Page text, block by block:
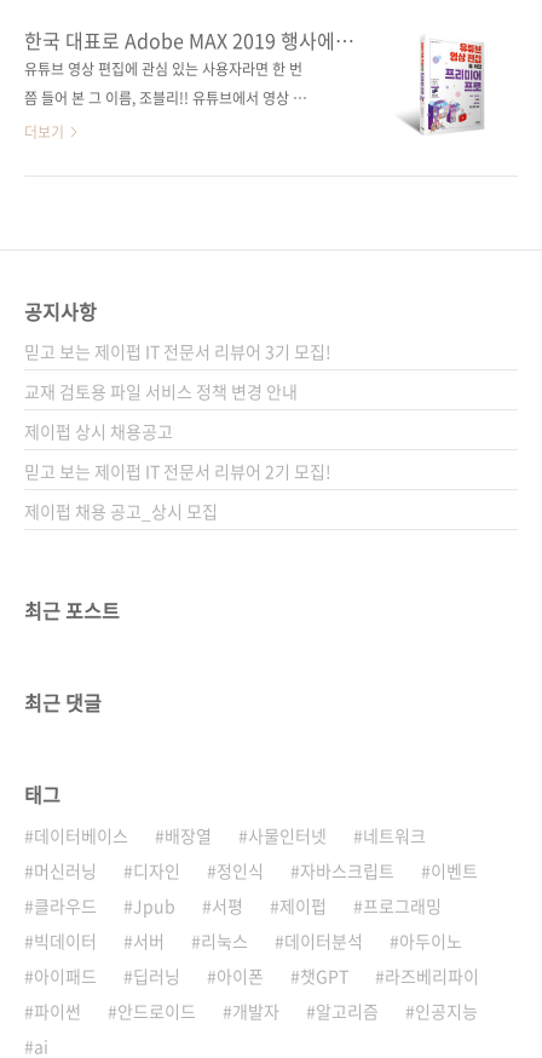
즈 (없음) 출판일 2021년 7월 20일 페이지 296
쪽 판 형 신국변형판(152*215*14.6) 제 본 무
선(soft cov..
키네마스터 무료 버전을 쓰면 그런 워터마크가
영상에 표시됩니다. 한때 키네마스터 워터마크
는 '초딩' 유튜버 영상의 트레이드 마크였습니다.
어지간한 영상 편집 기능은 다 지원하다 보니, 어
린 친구들이 키네마스터를 이용해 슬라임이나
라..
한국 대표로 Adobe MAX 2019 행사에
참여한 국내 대표 영상 편집 크리에이터,
조블리의 프리미어 프로 강의
유튜브 영상 편집에 관심 있는 사용자라면 한 번
쯤 들어 본 그 이름, 조블리!! 유튜브에서 영상 편
집 관련 동영상 콘텐츠를 올리며 활동하는 대표
세요! 영상 편집에 관심 있는 사용자라면 2019
업데이트가 있었죠? 어도비는 2013년 CC 버전
을 출시한 이후 매년 새로운 기능을 업데이트했
습니다. 그러다 2019년 11월 CC를 떼고, 프리
미어 프로 2020, 포토샵 2020과 같은 형태로 버
전을 표시하게 되었습니다. ..
더보기
공지사항
믿고 보는 제이펍 IT 전문서 리뷰어 3기 모집!
교재 검토용 파일 서비스 정책 변경 안내
제이펍 상시 채용공고
믿고 보는 제이펍 IT 전문서 리뷰어 2기 모집!
제이펍 채용 공고_상시 모집
최근 포스트
최근 댓글
태그
데이터베이스 배장열 사물인터넷
네트워크
머신러닝
디자인 정인식 자바스크립트
이벤트
클라우드
Jpub 서평 제이펍
프로그래밍
빅데이터
서버 리눅스 데이터분석
아두이노
아이패드
딥러닝 아이폰 챗GPT
라즈베리파이
파이썬
안드로이드 개발자 알고리즘
인공지능
ai